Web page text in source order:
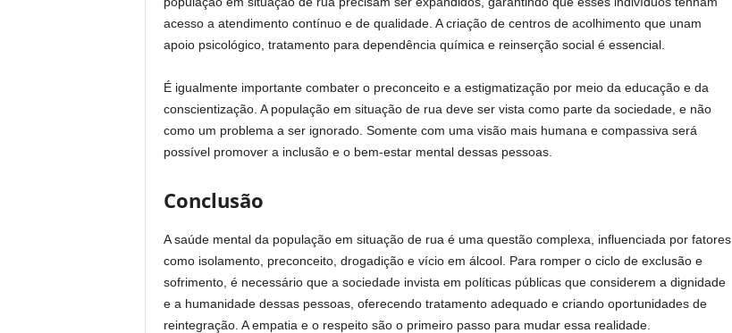
acesso a atendimento contínuo e de qualidade. A criação de centros de acolhimento que unam
apoio psicológico, tratamento para dependência química e reinserção social é essencial.
É igualmente importante combater o preconceito e a estigmatização por meio da educação e da
conscientização. A população em situação de rua deve ser vista como parte da sociedade, e não
como um problema a ser ignorado. Somente com uma visão mais humana e compassiva será
possível promover a inclusão e o bem-estar mental dessas pessoas.
Conclusão
A saúde mental da população em situação de rua é uma questão complexa, influenciada por fatores
como isolamento, preconceito, drogadição e vício em álcool. Para romper o ciclo de exclusão e
sofrimento, é necessário que a sociedade invista em políticas públicas que considerem a dignidade
e a humanidade dessas pessoas, oferecendo tratamento adequado e criando oportunidades de
reintegração. A empatia e o respeito são o primeiro passo para mudar essa realidade.